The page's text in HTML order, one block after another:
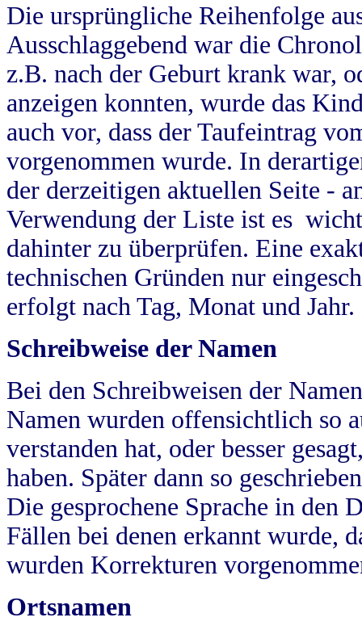
Die ursprüngliche Reihenfolge
Ausschlaggebend war die
z.B. nach der Geburt krank war,
anzeigen konnten, wurde das
auch vor, dass der Taufeintrag
vorgenommen wurde. In
der derzeitigen aktuellen Seite -
Verwendung der Liste ist es
dahinter zu überprüfen. Eine
technischen Gründen nur
erfolgt nach Tag, Monat und Jahr.
Schreibweise der Namen
Bei den Schreibweisen der
Namen wurden offensichtlich so
verstanden hat, oder besser
haben. Später dann so
Die gesprochene Sprache in
Fällen bei denen erkannt wurde,
wurden Korrekturen
Ortsnamen